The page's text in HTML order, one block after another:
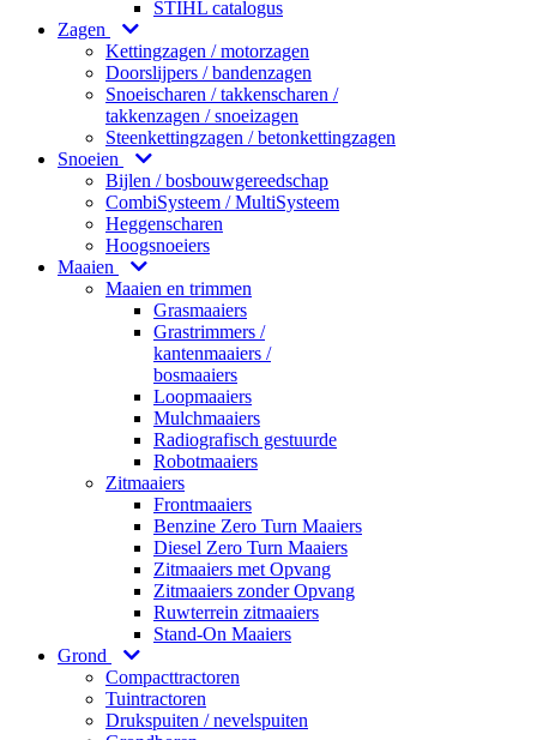
STIHL catalogus
Zagen
Kettingzagen / motorzagen
Doorslijpers / bandenzagen
Snoeischaren / takkenscharen /
takkenzagen / snoeizagen
Steenkettingzagen / betonkettingzagen
Snoeien
Bijlen / bosbouwgereedschap
CombiSysteem / MultiSysteem
Heggenscharen
Hoogsnoeiers
Maaien
Maaien en trimmen
Grasmaaiers
Grastrimmers /
kantenmaaiers /
bosmaaiers
Loopmaaiers
Mulchmaaiers
Radiografisch gestuurde
Robotmaaiers
Zitmaaiers
Frontmaaiers
Benzine Zero Turn Maaiers
Diesel Zero Turn Maaiers
Zitmaaiers met Opvang
Zitmaaiers zonder Opvang
Ruwterrein zitmaaiers
Stand-On Maaiers
Grond
Compacttractoren
Tuintractoren
Drukspuiten / nevelspuiten